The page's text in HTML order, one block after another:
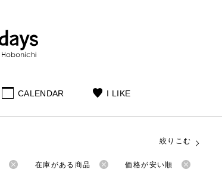
CALENDAR I LIKE
絞りこむ
在庫がある商品 価格が安い順